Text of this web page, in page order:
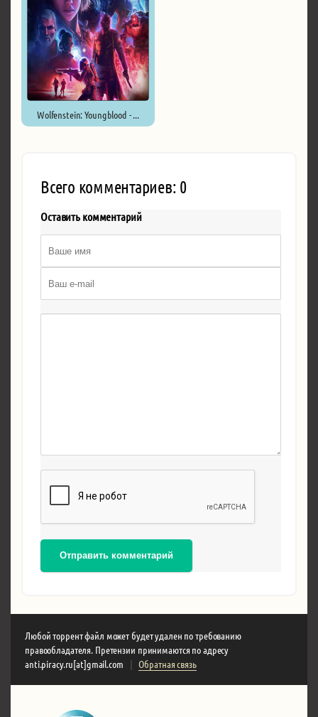
Wolfenstein: Youngblood - ...
Всего комментариев: 0
Оставить комментарий
Отправить комментарий
Любой торрент файл может будет удален по требованию
правообладателя. Претензии принимаются по адресу
anti.piracy.ru[at]gmail.com
| Обратная связь